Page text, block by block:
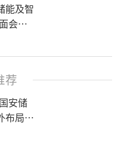
能及智
会在
荐
安储
布局同